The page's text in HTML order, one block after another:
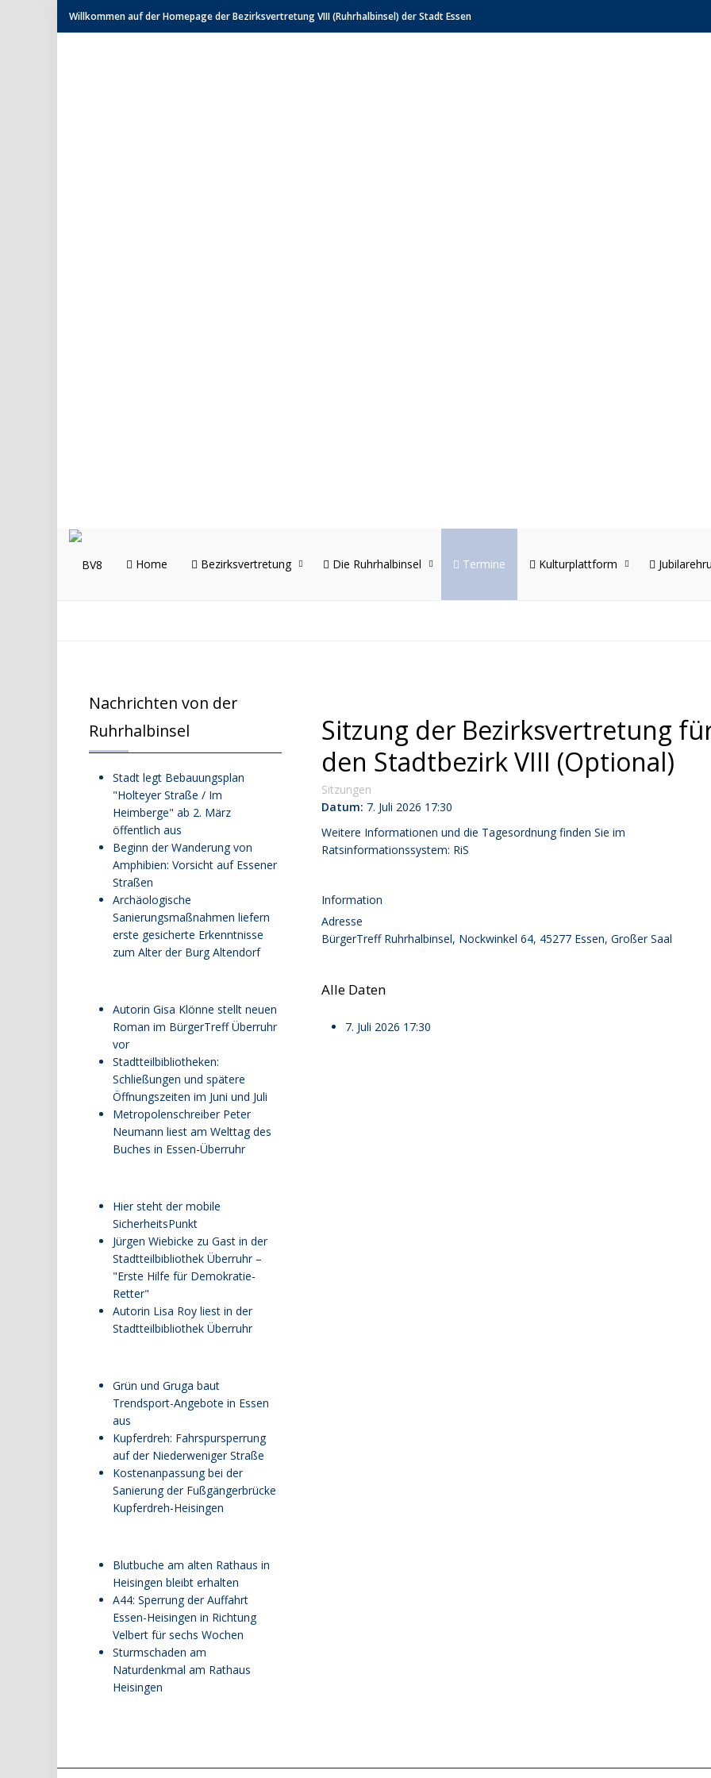
Willkommen auf der Homepage der Bezirksvertretung VIII (Ruhrhalbinsel) der Stadt Essen
Home Bezirksvertretung Die Ruhrhalbinsel Termine Kulturplattform
Sitzung der Bezirksvertretung
den Stadtbezirk VIII (Optional)
Sitzungen
Datum: 7. Juli 2026 17:30
Weitere Informationen und die Tagesordnung finden Sie im
Ratsinformationssystem: RiS
Information
Adresse
BürgerTreff Ruhrhalbinsel, Nockwinkel 64, 45277 Essen, Großer Saal
Alle Daten
7. Juli 2026 17:30
Nachrichten von der
Ruhrhalbinsel
Stadt legt Bebauungsplan
"Holteyer Straße / Im
Heimberge" ab 2. März
öffentlich aus
Beginn der Wanderung von
Amphibien: Vorsicht auf Essener
Straßen
Archäologische
Sanierungsmaßnahmen liefern
erste gesicherte Erkenntnisse
zum Alter der Burg Altendorf
Autorin Gisa Klönne stellt neuen
Roman im BürgerTreff Überruhr
vor
Stadtteilbibliotheken:
Schließungen und spätere
Öffnungszeiten im Juni und Juli
Metropolenschreiber Peter
Neumann liest am Welttag des
Buches in Essen-Überruhr
Hier steht der mobile
SicherheitsPunkt
Jürgen Wiebicke zu Gast in der
Stadtteilbibliothek Überruhr –
"Erste Hilfe für Demokratie-
Retter"
Autorin Lisa Roy liest in der
Stadtteilbibliothek Überruhr
Grün und Gruga baut
Trendsport-Angebote in Essen
aus
Kupferdreh: Fahrspursperrung
auf der Niederweniger Straße
Kostenanpassung bei der
Sanierung der Fußgängerbrücke
Kupferdreh-Heisingen
Blutbuche am alten Rathaus in
Heisingen bleibt erhalten
A44: Sperrung der Auffahrt
Essen-Heisingen in Richtung
Velbert für sechs Wochen
Sturmschaden am
Naturdenkmal am Rathaus
Heisingen